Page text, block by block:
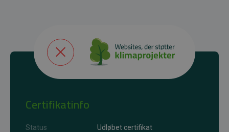
Certifikatinfo
Status
Udløbet certifikat